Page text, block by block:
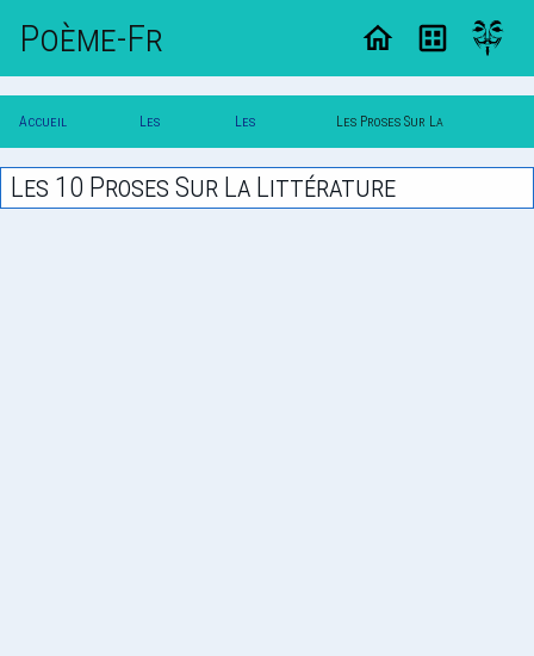
Poème-Fr
Accueil
Poesie
Les Les
Themes
Les Proses Sur La
Les 10 Proses Sur La Littérature